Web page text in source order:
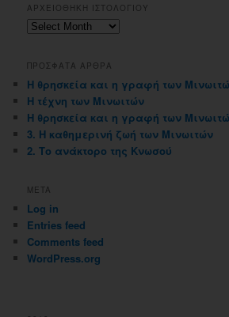
ΑΡΧΕΙΟΘΗΚΗ ΙΣΤΟΛΟΓΙΟΥ
Αρχειοθηκη
ΠΡΟΣΦΑΤΑ ΑΡΘΡΑ
Η θρησκεία και η γραφή των
Η τέχνη των Μινωιτών
Η θρησκεία και η γραφή των
3. Η καθημερινή ζωή των Μινωιτών
2. Το ανάκτορο της Κνωσού
META
Log in
Entries feed
Comments feed
WordPress.org